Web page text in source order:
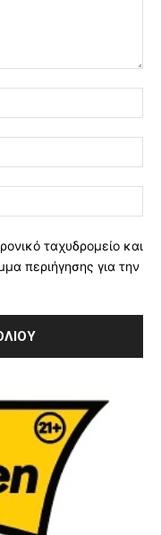
ταχυδρομείο και
περιήγησης για την